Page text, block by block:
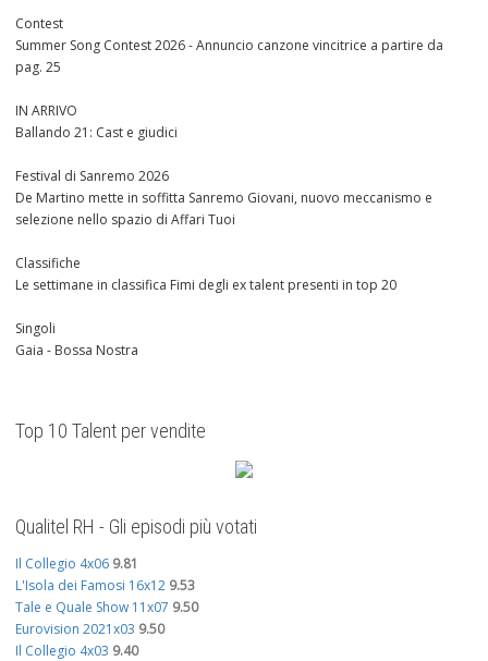
Contest
Summer Song Contest 2026 - Annuncio canzone vincitrice a partire da
pag. 25
IN ARRIVO
Ballando 21: Cast e giudici
Festival di Sanremo 2026
De Martino mette in soffitta Sanremo Giovani, nuovo meccanismo e
selezione nello spazio di Affari Tuoi
Classifiche
Le settimane in classifica Fimi degli ex talent presenti in top 20
Singoli
Gaia - Bossa Nostra
Top 10 Talent per vendite
Qualitel RH - Gli episodi più votati
Il Collegio 4x06 9.81
L'Isola dei Famosi 16x12 9.53
Tale e Quale Show 11x07 9.50
Eurovision 2021x03 9.50
Il Collegio 4x03 9.40